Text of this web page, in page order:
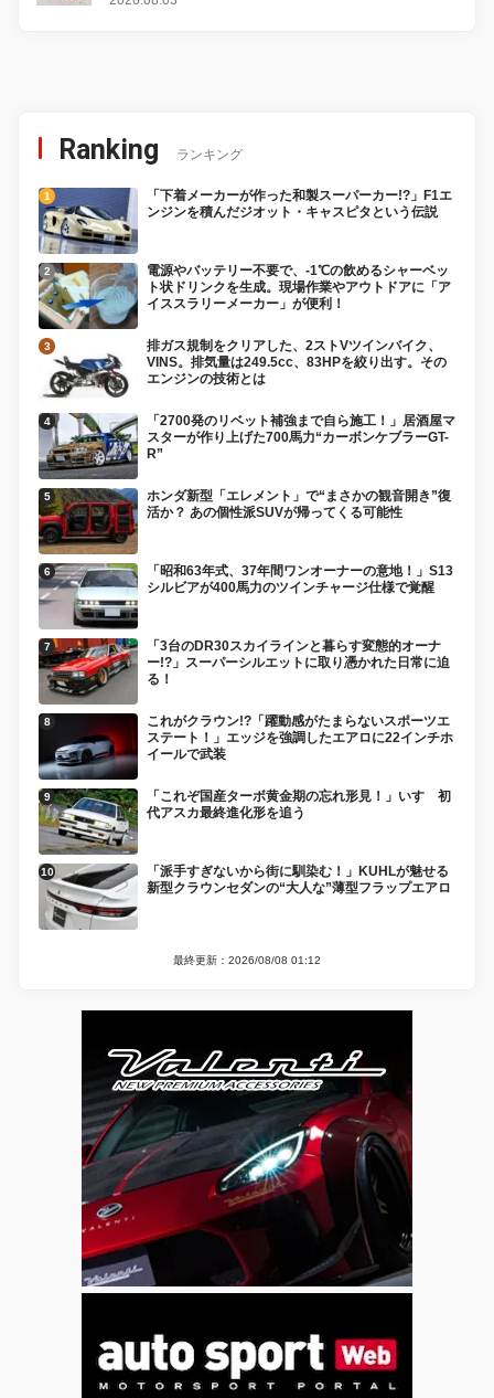
Ranking ランキング
「下着メーカーが作った和製スーパーカー!?」F1エ
ンジンを積んだジオット・キャスピタという伝説
電源やバッテリー不要で、-1℃の飲めるシャーベッ
ト状ドリンクを生成。現場作業やアウトドアに「ア
イススラリーメーカー」が便利！
排ガス規制をクリアした、2ストVツインバイク、
VINS。排気量は249.5cc、83HPを絞り出す。その
エンジンの技術とは
「2700発のリベット補強まで自ら施工！」居酒屋マ
スターが作り上げた700馬力“カーボンケブラーGT-
R”
ホンダ新型「エレメント」で“まさかの観音開き”復
活か？ あの個性派SUVが帰ってくる可能性
「昭和63年式、37年間ワンオーナーの意地！」S13
シルビアが400馬力のツインチャージ仕様で覚醒
「3台のDR30スカイラインと暮らす変態的オーナ
ー!?」スーパーシルエットに取り憑かれた日常に迫
る！
これがクラウン!?「躍動感がたまらないスポーツエ
ステート！」エッジを強調したエアロに22インチホ
イールで武装
「これぞ国産ターボ黄金期の忘れ形見！」いすゞ初
代アスカ最終進化形を追う
「派手すぎないから街に馴染む！」KUHLが魅せる
新型クラウンセダンの“大人な”薄型フラップエアロ
最終更新：2026/08/08 01:12